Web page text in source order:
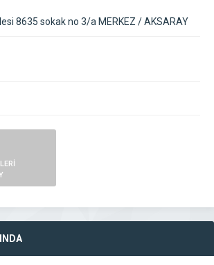
8635 sokak no 3/a MERKEZ / AKSARAY